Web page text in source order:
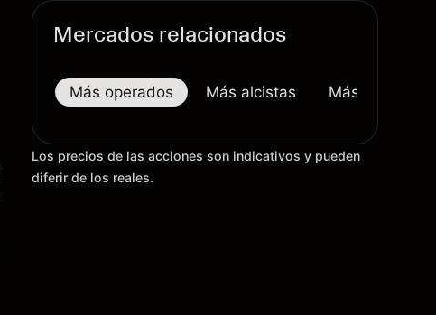
Mercados relacionados
Más operados Más alcistas Más bajistas
Los precios de las acciones son indicativos y pueden
diferir de los reales.